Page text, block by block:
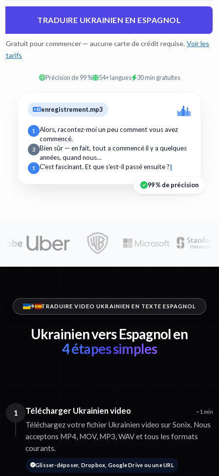
TRADUIRE UKRAINIEN EN ESPAGNOL
Gratuit pour commencer — aucune carte de crédit requise. Voir les
tarifs
Précision de 99 % 54+ langues 30 min gratuites
enregistrement.mp3
1
Alors, racontez-moi un peu comment vous avez
commencé.
2
Bien sûr — en fait, tout a commencé il y a quelques
années, quand nous…
1 C'est fascinant. Et que s'est-il passé ensuite ?
99 % de précision
TRADUIRE VIDEO UKRAINIEN EN TEXTE ESPAGNOL
Ukrainien vers Espagnol en
4 étapes simples
1 Télécharger Ukrainien video ~1 min
Téléchargez votre fichier Ukrainien video sur Sonix. Nous
acceptons MP4, MOV, MP3, WAV et tous les formats
courants.
Glisser-déposer, Dropbox, Google Drive ou une URL